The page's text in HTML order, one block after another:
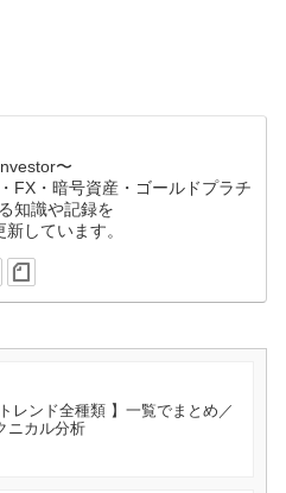
〜
FX・暗号資産・ゴールドプラチ
知識や記録を
しています。
トレンド全種類 】一覧でまとめ／
ニカル分析